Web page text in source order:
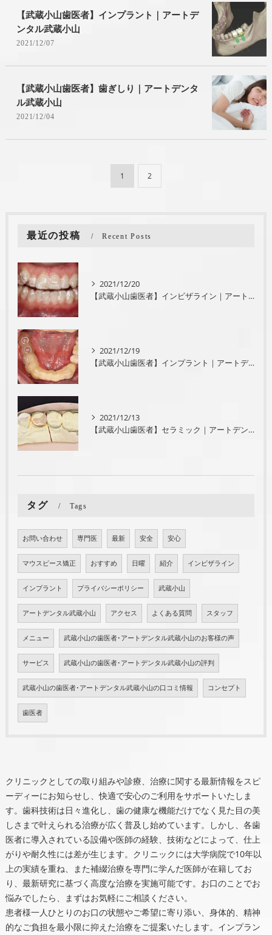
【武蔵小山歯医者】インプラント｜アートデ
ンタル武蔵小山
2021/12/07
【武蔵小山歯医者】歯ぎしり｜アートデンタ
ル武蔵小山
2021/12/04
1 2
最近の投稿 Recent Posts
2021/12/20
【武蔵小山歯医者】インビザライン｜アートデンタル武蔵小山
2021/12/19
【武蔵小山歯医者】インプラント｜アートデンタル武蔵小山
2021/12/13
【武蔵小山歯医者】セラミック｜アートデンタル武蔵小山
タグ Tags
お問い合わせ 専門医 最新 安全 安心
マウスピース矯正 おすすめ 日曜 紹介 インビザライン
インプラント プライバシーポリシー 武蔵小山
アートデンタル武蔵小山 アクセス よくある質問 スタッフ
メニュー 武蔵小山の歯医者･アートデンタル武蔵小山のお客様の声
サービス 武蔵小山の歯医者･アートデンタル武蔵小山の評判
武蔵小山の歯医者･アートデンタル武蔵小山の口コミ情報 コンセプト
歯医者
クリニックとしての取り組みや診療、治療に関する最新情報をスピ
ーディーにお知らせし、快適で安心のご利用をサポートいたしま
す。歯科技術は日々進化し、歯の健康な機能だけでなく見た目の美
しさまで叶えられる治療が広く普及し始めています。しかし、各歯
医者に導入されている設備や医師の経験、技術などによって、仕上
がりや耐久性には差が生じます。クリニックには大学病院で10年以
上の実績を重ね、また補綴治療を専門に学んだ医師が在籍してお
り、最新研究に基づく高度な治療を実施可能です。お口のことでお
悩みでしたら、まずはお気軽にご相談ください。
患者様一人ひとりのお口の状態やご希望に寄り添い、身体的、精神
的なご負担を最小限に抑えた治療をご提案いたします。インプラン